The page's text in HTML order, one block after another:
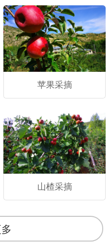
苹果采摘
山楂采摘